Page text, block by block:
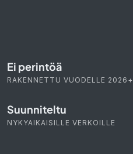
Ei perintöä
RAKENNETTU VUODELLE 2026+
Suunniteltu
NYKYAIKAISILLE VERKOILLE